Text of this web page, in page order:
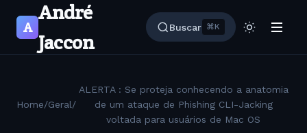
A
André
Jaccon
Buscar ⌘K
Home/Geral/
ALERTA : Se proteja conhecendo a anatomia
de um ataque de Phishing CLI-Jacking
voltada para usuários de Mac OS